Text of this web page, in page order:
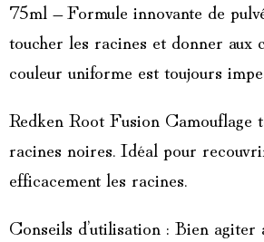
75ml – Formule innovante de
toucher les racines et donner aux
couleur uniforme est toujours
Redken Root Fusion Camouflage
racines noires. Idéal pour
efficacement les racines.
Conseils d’utilisation : Bien agiter